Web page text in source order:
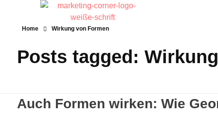
Home Wirkung von Formen
Posts tagged:
Auch Formen wirken: Wie